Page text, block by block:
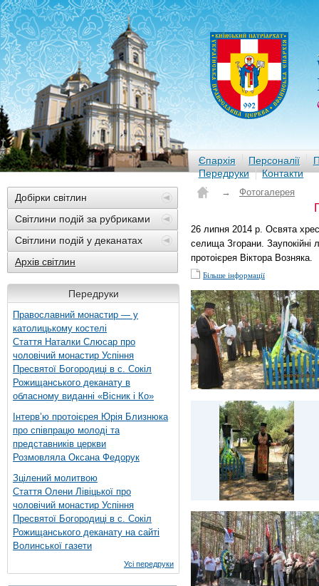
Єпархія Персоналії
Передруки
Контакти
Добірки світлин
Світлини подій за рубриками
Світлини подій у деканатах
Архів світлин
Передруки
Православний монастир — у
католицькому костелі
Стаття Наталки Слюсар про
чоловічий монастир Успіння
Пресвятої Богородиці в с. Сокіл
Рожищанського деканату в
обласному виданні «Вісник і Ко»
Інтерв’ю протоієрея Юрія Близнюка
про співпрацю молоді та
представників церкви
Розмовляла Оксана Федорук
Зцілений молитвою
Стаття Олени Лівіцької про
чоловічий монастир Успіння
Пресвятої Богородиці в с. Сокіл
Рожищанського деканату на сайті
Волинської газети
Усі передруки
→ Фотогалерея
26 липня 2014 р. Освята
селища Згорани. Заупокійні
протоієрея Віктора Возняка.
Більше інформації